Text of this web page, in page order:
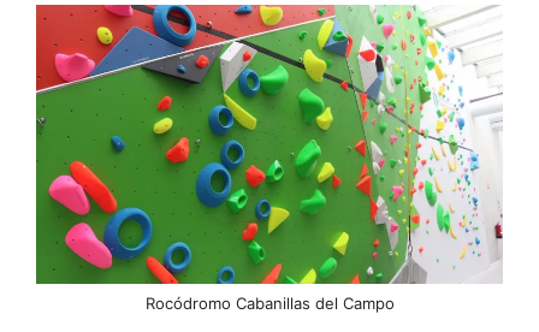
Rocódromo Cabanillas del Campo